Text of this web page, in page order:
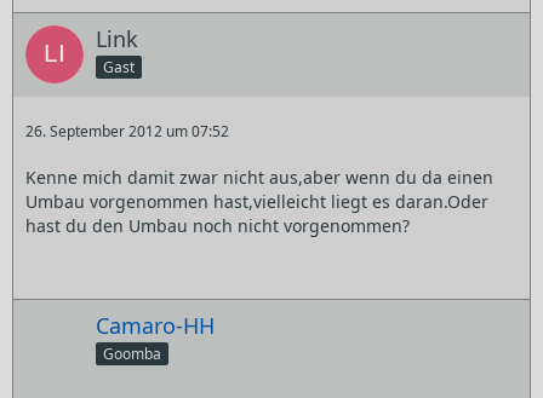
Link
Gast
26. September 2012 um 07:52
Kenne mich damit zwar nicht aus,aber wenn du da einen
Umbau vorgenommen hast,vielleicht liegt es daran.Oder
hast du den Umbau noch nicht vorgenommen?
Camaro-HH
Goomba